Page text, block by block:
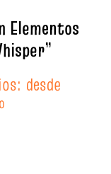
Elementos
desde